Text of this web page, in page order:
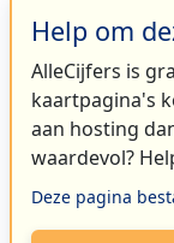
Help om
AlleCijfers is
kaartpagina's
aan hosting
waardevol?
Deze pagina